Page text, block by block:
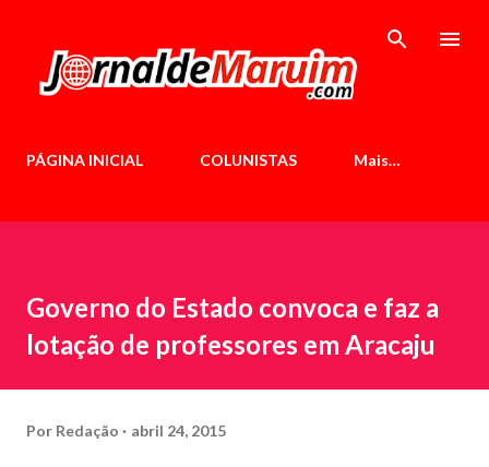
PÁGINA INICIAL COLUNISTAS Mais…
Governo do Estado convoca e faz a
lotação de professores em Aracaju
Por Redação abril 24, 2015